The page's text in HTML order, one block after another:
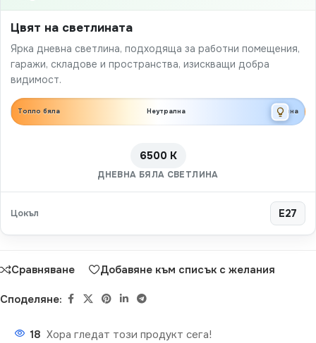
Цвят на светлината
Ярка дневна светлина, подходяща за работни помещения,
гаражи, складове и пространства, изискващи добра
видимост.
Топло бяла Неутрална Дневна
6500 K
ДНЕВНА БЯЛА СВЕТЛИНА
Цокъл E27
Сравняване Добавяне към списък с желания
Споделяне:
18 Хора гледат този продукт сега!